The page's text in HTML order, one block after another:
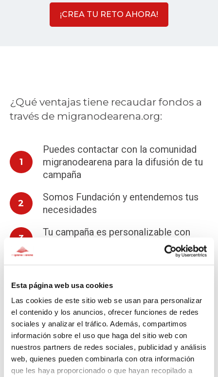
Esta página web usa cookies
Las cookies de este sitio web se usan para personalizar
el contenido y los anuncios, ofrecer funciones de redes
sociales y analizar el tráfico. Además, compartimos
información sobre el uso que haga del sitio web con
nuestros partners de redes sociales, publicidad y análisis
web, quienes pueden combinarla con otra información
que les haya proporcionado o que hayan recopilado a
¡CREA TU RETO AHORA!
¿Qué ventajas tiene recaudar fondos a
través de migranodearena.org:
1
Puedes contactar con la comunidad
migranodearena para la difusión de tu
campaña
2
Somos Fundación y entendemos tus
necesidades
3
Tu campaña es personalizable con
4
Puede ir haciendo actualizaciones de
tu campaña, y todos tus donantes
para que la puedan leer.
5 Puedes rendir cuentas a tus donantes.
6 Incrementas tu base social.